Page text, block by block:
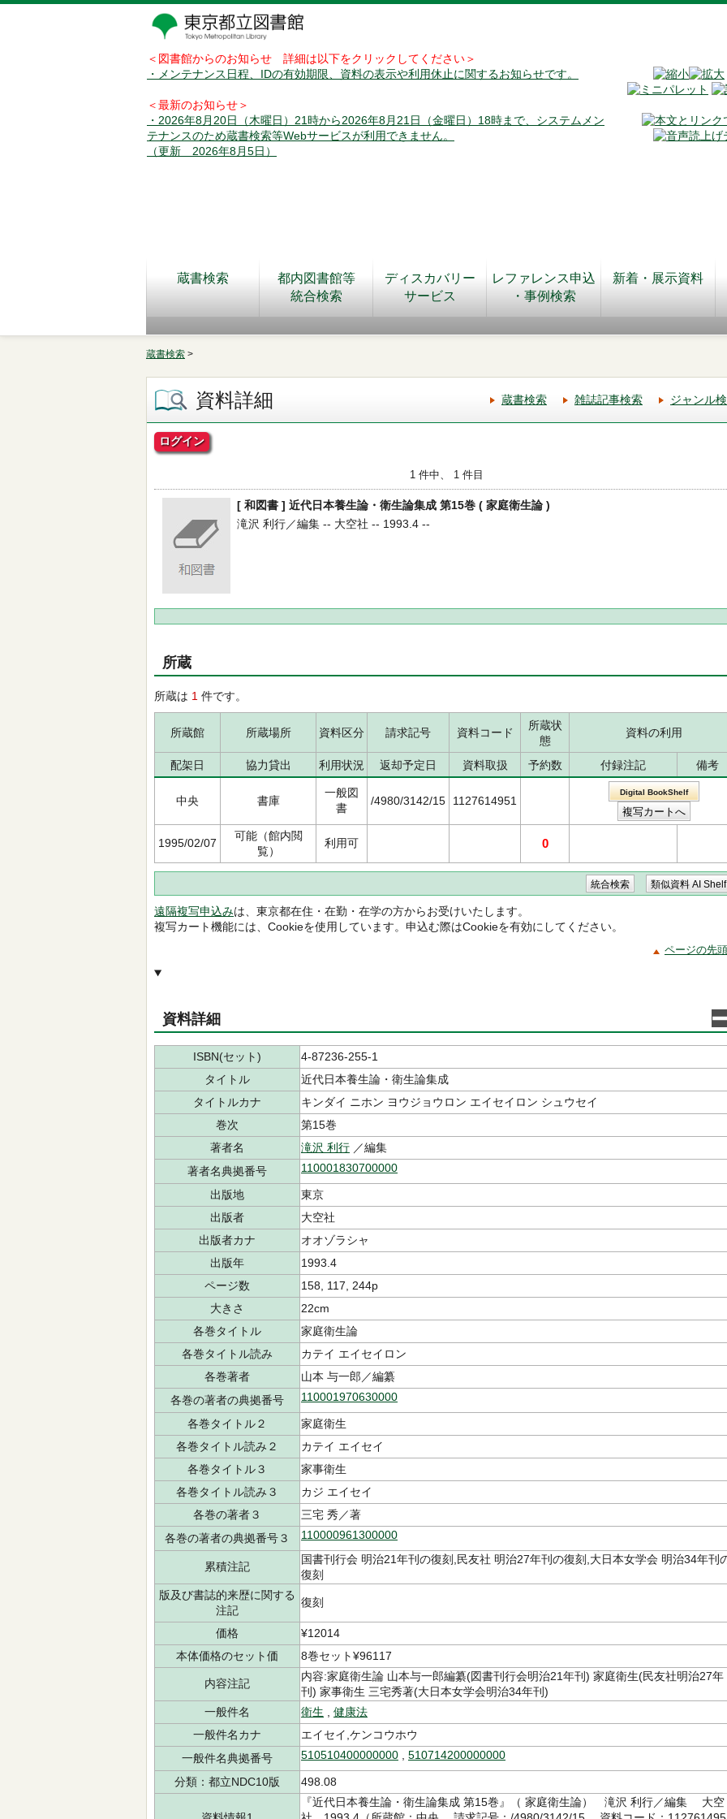
＜図書館からのお知らせ 詳細は以下をクリックしてください＞
・メンテナンス日程、IDの有効期限、資料の表示や利用休止に関するお知らせです。
＜最新のお知らせ＞
・2026年8月20日（木曜日）21時から2026年8月21日（金曜日）18時まで、システムメン
テナンスのため蔵書検索等Webサービスが利用できません。
（更新 2026年8月5日）
蔵書検索
都内図書館等
統合検索
ディスカバリー
サービス
レファレンス申込
・事例検索
新着・展示資料
蔵書検索 >
資料詳細 蔵書検索 雑誌記事検索 ジャンル
ログイン
1 件中、 1 件目
[ 和図書 ] 近代日本養生論・衛生論集成 第15巻 ( 家庭衛生論 )
滝沢 利行／編集 -- 大空社 -- 1993.4 --
所蔵
所蔵は 1 件です。
所蔵館 所蔵場所 資料区分 請求記号 資料コード
所蔵状
態
資料の利用
配架日 協力貸出 利用状況 返却予定日 資料取扱 予約数 付録注記 備考
中央 書庫
一般図
書
/4980/3142/15 1127614951
Digital BookShelf
1995/02/07
可能（館内閲
覧）
利用可 0
遠隔複写申込みは、東京都在住・在勤・在学の方からお受けいたします。
複写カート機能には、Cookieを使用しています。申込む際はCookieを有効にしてください。
ページの先
資料詳細
ISBN(セット)
4-87236-255-1
タイトル
近代日本養生論・衛生論集成
タイトルカナ
キンダイ ニホン ヨウジョウロン エイセイロン シュウセイ
巻次
第15巻
著者名
滝沢 利行 ／編集
著者名典拠番号
110001830700000
出版地
東京
出版者
大空社
出版者カナ
オオゾラシャ
出版年
1993.4
ページ数
158, 117, 244p
大きさ
22cm
各巻タイトル
家庭衛生論
各巻タイトル読み
カテイ エイセイロン
各巻著者
山本 与一郎／編纂
各巻の著者の典拠番号
110001970630000
各巻タイトル２
家庭衛生
各巻タイトル読み２
カテイ エイセイ
各巻タイトル３
家事衛生
各巻タイトル読み３
カジ エイセイ
各巻の著者３
三宅 秀／著
各巻の著者の典拠番号３
110000961300000
累積注記
国書刊行会 明治21年刊の復刻,民友社 明治27年刊の復刻,大日本女学会 明治34年刊
復刻
版及び書誌的来歴に関する
注記
復刻
価格
¥12014
本体価格のセット価
8巻セット¥96117
内容注記
内容:家庭衛生論 山本与一郎編纂(図書刊行会明治21年刊) 家庭衛生(民友社明治27年
刊) 家事衛生 三宅秀著(大日本女学会明治34年刊)
一般件名
衛生
健康法
一般件名カナ
エイセイ,ケンコウホウ
一般件名典拠番号
510510400000000 510714200000000
分類：都立NDC10版 498.08
『近代日本養生論・衛生論集成 第15巻』（ 家庭衛生論） 滝沢 利行／編集 大空